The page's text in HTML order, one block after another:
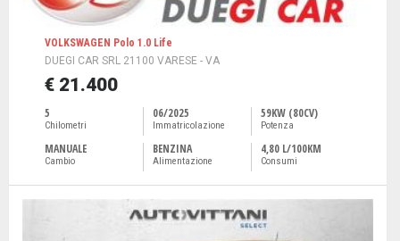
VOLKSWAGEN Polo 1.0 Life
DUEGI CAR SRL 21100 VARESE - VA
€ 21.400
5
Chilometri
06/2025
Immatricolazione
59KW (80CV)
Potenza
MANUALE
Cambio
BENZINA
Alimentazione
4,80 L/100KM
Consumi